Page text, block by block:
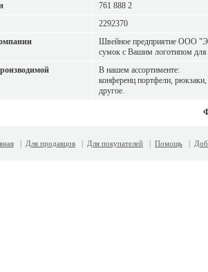
761 888 2
2292370
Швейное предприятие ООО
сумок с Вашим логотипом
В нашем ассортименте:
конференц портфели,
другое.
| Для продавцов | Для покупателей | Помощь |